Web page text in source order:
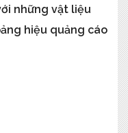
những vật liệu
hiệu quảng cáo